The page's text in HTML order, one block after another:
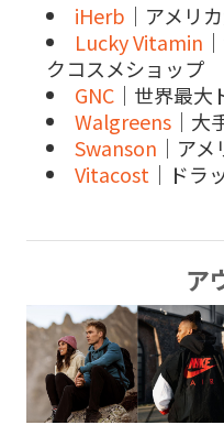
iHerb ｜アメリ
Lucky Vitamin
クコスメショップ
GNC ｜世界最
Walgreens ｜
Swanson ｜ア
Vitacost ｜ドラ
ア